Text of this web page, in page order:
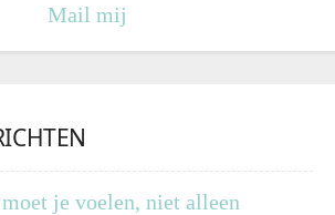
Mail mij
je voelen, niet alleen